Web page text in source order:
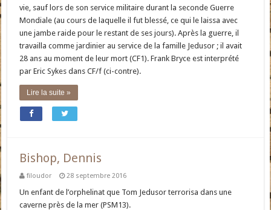
vie, sauf lors de son service militaire durant la seconde Guerre
Mondiale (au cours de laquelle il fut blessé, ce qui le laissa avec
une jambe raide pour le restant de ses jours). Après la guerre, il
travailla comme jardinier au service de la famille Jedusor ; il avait
28 ans au moment de leur mort (CF1). Frank Bryce est interprété
par Eric Sykes dans CF/f (ci-contre).
Lire la suite »
Bishop, Dennis
filoudor 28 septembre 2016
Un enfant de l’orphelinat que Tom Jedusor terrorisa dans une
caverne près de la mer (PSM13).